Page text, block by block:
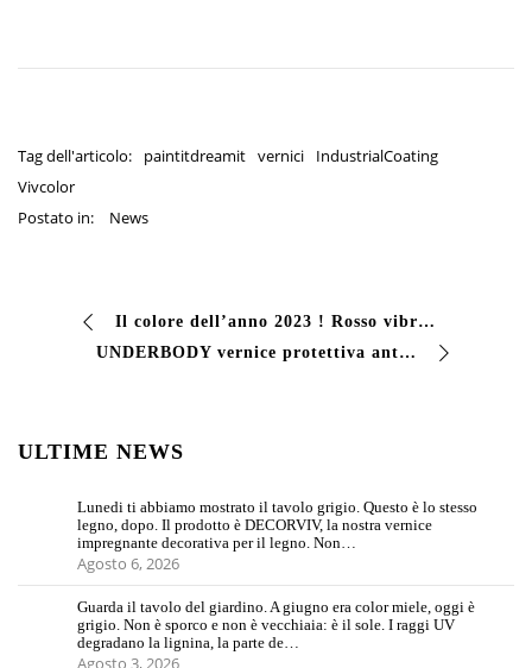
Tag dell'articolo: paintitdreamit vernici
IndustrialCoating
Vivcolor
Postato in:
News
Il colore dell’anno 2023 ! Rosso vibrante, molto affine al Rosso Carminio, trasmettendo gioia e ottimismo! #vernici #vivcolor #industrialcoating #dreamitpaintit…
UNDERBODY vernice protettiva antisasso Rivestimento protettivo plastico a rapida #essiccazione riverniciabile per fasce laterali e sottoscocca. Offre buona #…
ULTIME NEWS
Lunedi ti abbiamo mostrato il tavolo grigio. Questo è lo stesso
legno, dopo. Il prodotto è DECORVIV, la nostra vernice
impregnante decorativa per il legno. Non…
Agosto 6, 2026
Guarda il tavolo del giardino. A giugno era color miele, oggi è
grigio. Non è sporco e non è vecchiaia: è il sole. I raggi UV
degradano la lignina, la parte de…